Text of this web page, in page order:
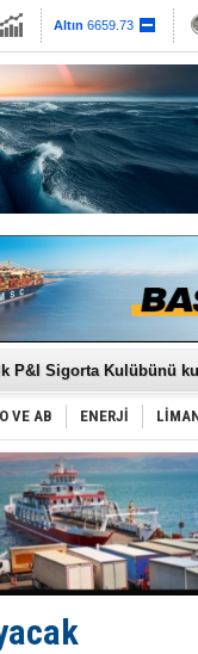
Altın 6659.73
Euro55.1259
Avrupa'nın tekne
P&I Sigorta Kulübünü
Olympos Regatta'da
Çanakkale: 6 ayda
‘Mavi Vatan’ ziyaretçi
direnişi,
gemide mahsur
yeni
katıldı
gemi inşa yan
TL'lik tekne projesinde
ihalesini
EYDEP’te A
VE AB ENERJİ